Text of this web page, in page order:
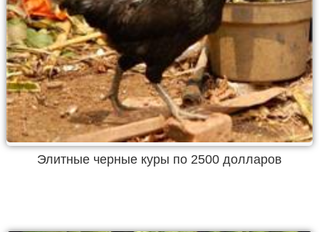
Элитные черные куры по 2500 долларов